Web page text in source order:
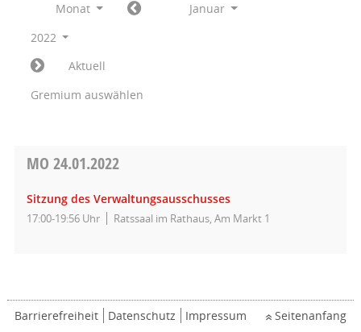
Monat
Januar
2022
Aktuell
Gremium auswählen
MO 24.01.2022
Sitzung des Verwaltungsausschusses
17:00-19:56 Uhr Ratssaal im Rathaus, Am Markt 1
Barrierefreiheit Datenschutz Impressum Seitenanfang